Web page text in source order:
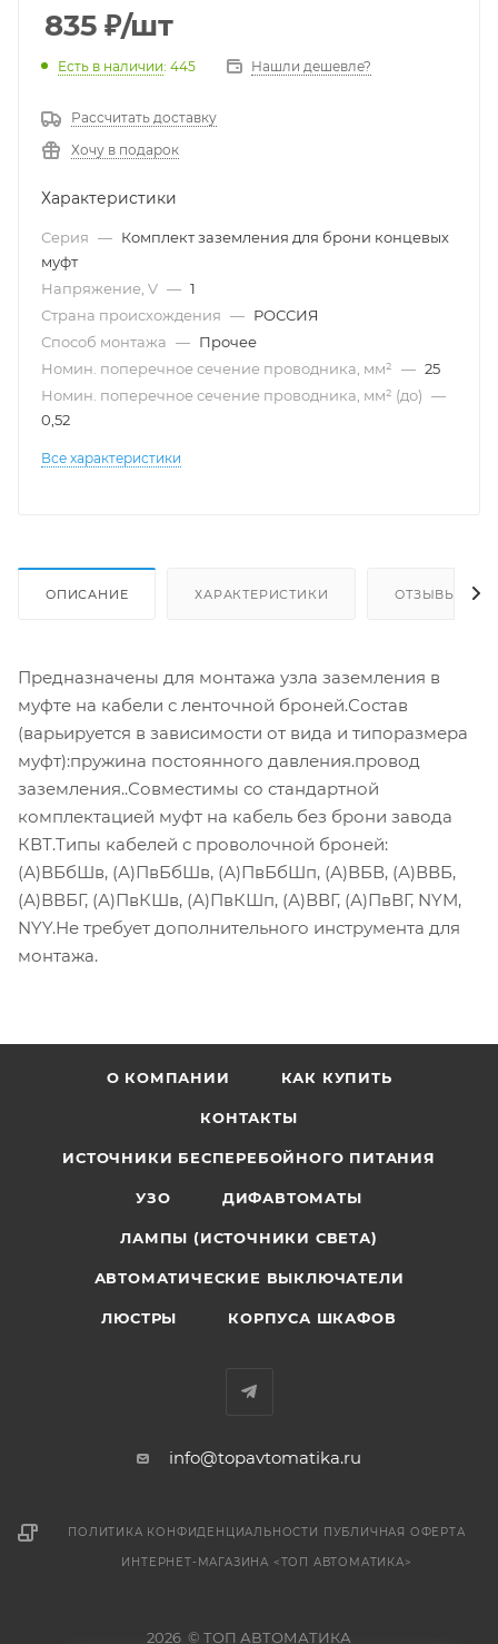
835 ₽/шт
Есть в наличии: 445 Нашли дешевле?
Рассчитать доставку
Хочу в подарок
Характеристики
Серия — Комплект заземления для брони концевых
муфт
Напряжение, V — 1
Страна происхождения — РОССИЯ
Способ монтажа — Прочее
Номин. поперечное сечение проводника, мм² — 25
Номин. поперечное сечение проводника, мм² (до) —
0,52
Все характеристики
ОПИСАНИЕ ХАРАКТЕРИСТИКИ ОТЗЫВЫ
Предназначены для монтажа узла заземления в
муфте на кабели с ленточной броней.Состав
(варьируется в зависимости от вида и типоразмера
муфт):пружина постоянного давления.провод
заземления..Совместимы со стандартной
комплектацией муфт на кабель без брони завода
КВТ.Типы кабелей с проволочной броней:
(А)ВБбШв, (А)ПвБбШв, (А)ПвБбШп, (А)ВБВ, (А)ВВБ,
(А)ВВБГ, (А)ПвКШв, (А)ПвКШп, (А)ВВГ, (А)ПвВГ, NYM,
NYY.Не требует дополнительного инструмента для
монтажа.
О КОМПАНИИ КАК КУПИТЬ
КОНТАКТЫ
ИСТОЧНИКИ БЕСПЕРЕБОЙНОГО ПИТАНИЯ
УЗО ДИФАВТОМАТЫ
ЛАМПЫ (ИСТОЧНИКИ СВЕТА)
АВТОМАТИЧЕСКИЕ ВЫКЛЮЧАТЕЛИ
ЛЮСТРЫ КОРПУСА ШКАФОВ
info@topavtomatika.ru
ПОЛИТИКА КОНФИДЕНЦИАЛЬНОСТИ ПУБЛИЧНАЯ ОФЕРТА
ИНТЕРНЕТ-МАГАЗИНА <ТОП АВТОМАТИКА>
2026 © ТОП АВТОМАТИКА